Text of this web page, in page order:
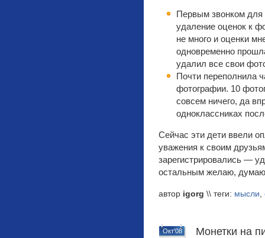
Первым звонком
удаление оценок к
не много и оценки
одновременно
удалил все свои
Почти переполнила
фотографии. 10
совсем ничего, да
одноклассниках
Сейчас эти дети ввели
уважения к своим
зарегистрировались —
остальным желаю, думаю
автор igorg \\ теги: мысли,
Окт'08 Монетки на